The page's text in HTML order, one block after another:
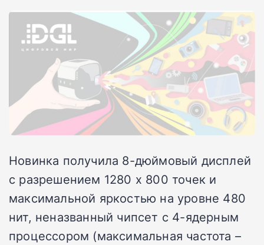
Новинка получила 8-дюймовый дисплей
с разрешением 1280 х 800 точек и
максимальной яркостью на уровне 480
нит, неназванный чипсет с 4-ядерным
процессором (максимальная частота –